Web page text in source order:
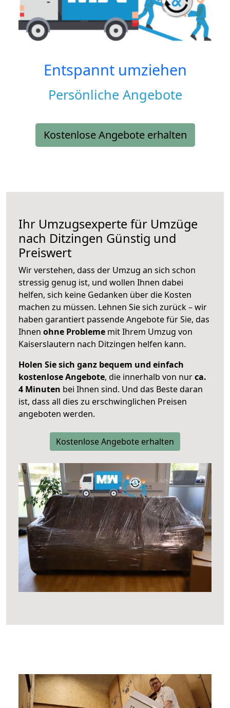
Entspannt umziehen
Persönliche Angebote
Kostenlose Angebote erhalten
Ihr Umzugsexperte für Umzüge
nach Ditzingen Günstig und
Preiswert
Wir verstehen, dass der Umzug an sich schon
stressig genug ist, und wollen Ihnen dabei
helfen, sich keine Gedanken über die Kosten
machen zu müssen. Lehnen Sie sich zurück – wir
haben garantiert passende Angebote für Sie, das
Ihnen ohne Probleme mit Ihrem Umzug von
Kaiserslautern nach Ditzingen helfen kann.
Holen Sie sich ganz bequem und einfach
kostenlose Angebote, die innerhalb von nurca.
4 Minuten bei Ihnen sind. Und das Beste daran
ist, dass all dies zu erschwinglichen Preisen
angeboten werden.
Kostenlose Angebote erhalten